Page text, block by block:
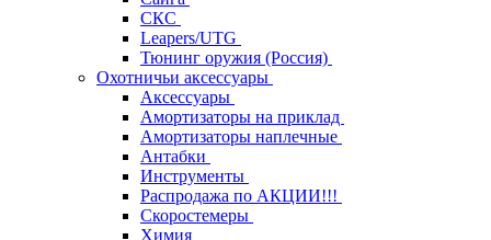
СКС
Leapers/UTG
Тюнинг оружия (Россия)
Охотничьи аксессуары
Аксессуары
Амортизаторы на приклад
Амортизаторы наплечные
Антабки
Инструменты
Распродажа по АКЦИИ!!!
Скоростемеры
Химия